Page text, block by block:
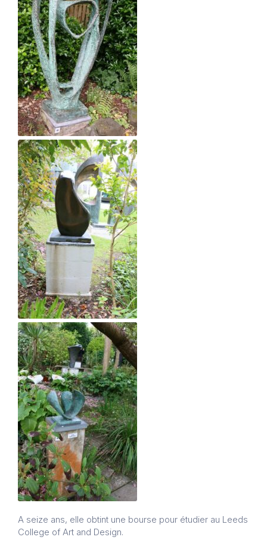
A seize ans, elle obtint une bourse pour étudier au Leeds
College of Art and Design.